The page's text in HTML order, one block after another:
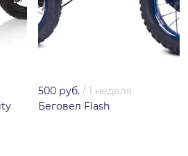
500 руб. / 1 неделя
Беговел Flash